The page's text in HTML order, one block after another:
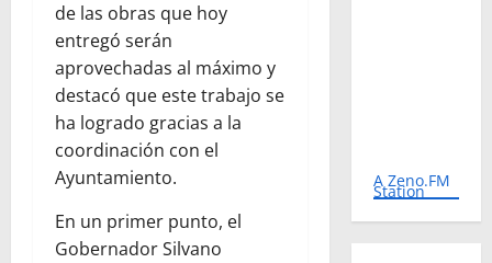
de las obras que hoy
entregó serán
aprovechadas al máximo y
destacó que este trabajo se
ha logrado gracias a la
coordinación con el
Ayuntamiento.
En un primer punto, el
Gobernador Silvano
A Zeno.FM
Station